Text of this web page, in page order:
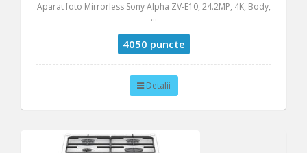
Aparat foto Mirrorless Sony Alpha ZV-E10, 24.2MP, 4K, Body,
...
4050 puncte
Detalii